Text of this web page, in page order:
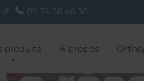
09 74 56 46 30
produits À propos